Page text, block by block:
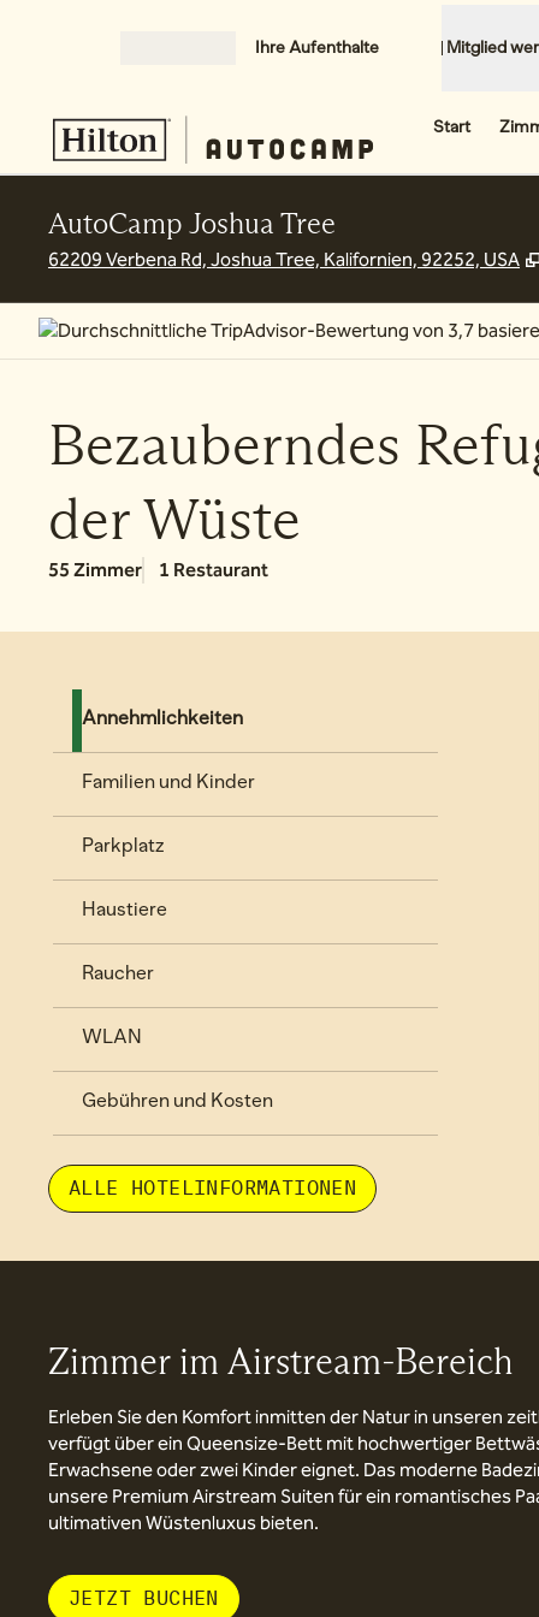
Ihre Aufenthalte Mitglied
Start
AutoCamp Joshua Tree
62209 Verbena Rd, Joshua Tree, Kalifornien, 92252, USA
Bezauberndes
der Wüste
55 Zimmer 1 Restaurant
Annehmlichkeiten
Familien und Kinder
Parkplatz
Haustiere
Raucher
WLAN
Gebühren und Kosten
ALLE HOTELINFORMATIONEN
Zimmer im Airstream-Bereich
Erleben Sie den Komfort inmitten der Natur in unseren
verfügt über ein Queensize-Bett mit hochwertiger
Erwachsene oder zwei Kinder eignet. Das moderne
unsere Premium Airstream Suiten für ein romantisches
ultimativen Wüstenluxus bieten.
JETZT BUCHEN